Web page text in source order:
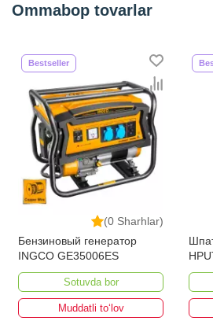
Ommabop tovarlar
(0 Sharhlar)
Bestseller
Бензиновый генератор
INGCO GE35006ES
Sotuvda bor
Muddatli to‘lov